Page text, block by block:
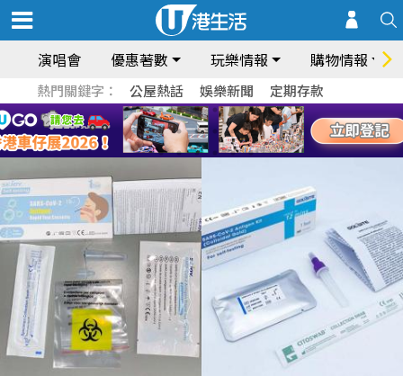
演唱會 優惠著數 玩樂情報 購物情報
熱門關鍵字： 公屋熱話 娛樂新聞 定期存款